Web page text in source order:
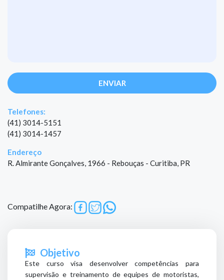
ENVIAR
Telefones:
(41) 3014-5151
(41) 3014-1457
Endereço
R. Almirante Gonçalves, 1966 - Rebouças - Curitiba, PR
Compatilhe Agora:
Objetivo
Este curso visa desenvolver competências para
supervisão e treinamento de equipes de motoristas,